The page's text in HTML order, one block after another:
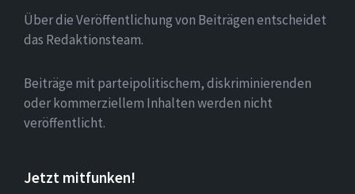
Über die Veröffentlichung von Beiträgen entscheidet
das Redaktionsteam.
Beiträge mit parteipolitischem, diskriminierenden
oder kommerziellem Inhalten werden nicht
veröffentlicht.
Jetzt mitfunken!